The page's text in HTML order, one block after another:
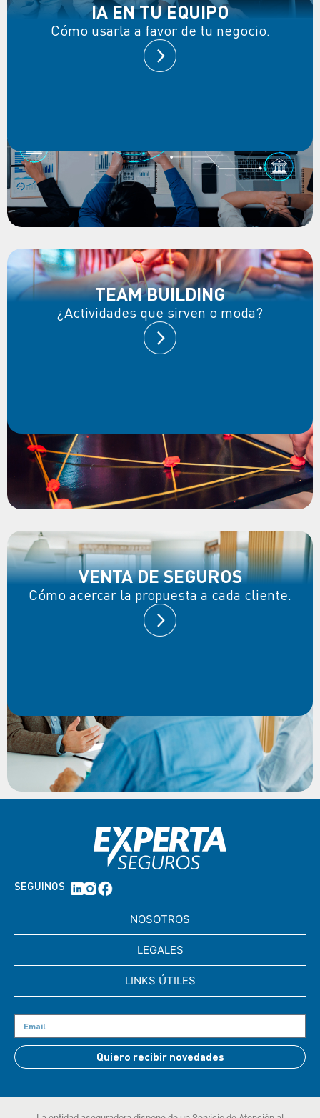
IA EN TU EQUIPO
Cómo usarla a favor de tu negocio.
TEAM BUILDING
¿Actividades que sirven o moda?
VENTA DE SEGUROS
Cómo acercar la propuesta a cada cliente.
SEGUINOS
NOSOTROS
LEGALES
LINKS ÚTILES
Quiero recibir novedades